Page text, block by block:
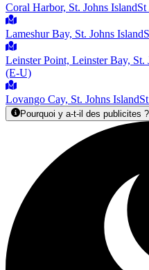
Coral Harbor, St. Johns Island
Lameshur Bay, St. Johns Island
Leinster Point, Leinster Bay, St.
(E-U)
Lovango Cay, St. Johns Island
Pourquoi y a-t-il des publicites ?